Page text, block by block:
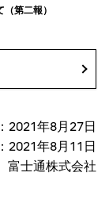
第二報）
2021年8月27日
2021年8月11日
富士通株式会社